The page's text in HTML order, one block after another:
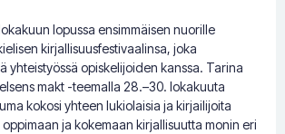
lopussa ensimmäisen nuorille
kirjallisuusfestivaalinsa, joka
yhteistyössä opiskelijoiden kanssa. Tarina
makt -teemalla 28.–30. lokakuuta
kokosi yhteen lukiolaisia ja kirjailijoita
ja kokemaan kirjallisuutta monin eri